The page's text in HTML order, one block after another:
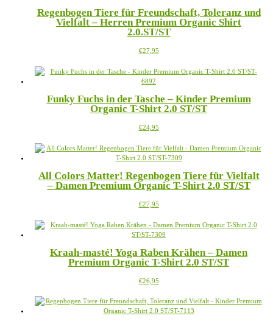
werden
auf.
Die
Optionen
auf
Produktseite
Regenbogen Tiere für Freundschaft, Toleranz und
Vielfalt – Herren Premium Organic Shirt
2.0.ST/ST
€27,95Dieses
weist
auf.
Die
können
der
Produktseite
werden
Funky Fuchs in der Tasche – Kinder Premium
Organic T-Shirt 2.0 ST/ST
€24,95Dieses
weist
mehrere
auf.
Die
können
der
Produktseite
werden
All Colors Matter! Regenbogen Tiere für Vielfalt
– Damen Premium Organic T-Shirt 2.0 ST/ST
€27,95Dieses
weist
mehrere
auf.
Die
können
der
Produktseite
Kraah-masté! Yoga Raben Krähen – Damen
Premium Organic T-Shirt 2.0 ST/ST
€26,95Dieses
weist
mehrere